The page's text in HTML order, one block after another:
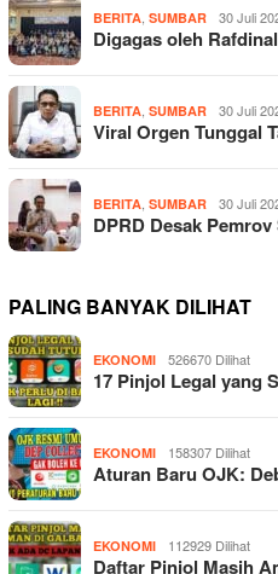
BERITA SUMBAR 30 Juli
Digagas oleh
BERITA SUMBAR 30 Juli
Viral Orgen Tunggal
BERITA SUMBAR 30 Juli
DPRD Desak
PALING BANYAK DILIHAT
EKONOMI 526670 Dilihat
17 Pinjol Legal yang
EKONOMI 158307 Dilihat
Aturan Baru OJK:
EKONOMI 112929 Dilihat
Daftar Pinjol Masih